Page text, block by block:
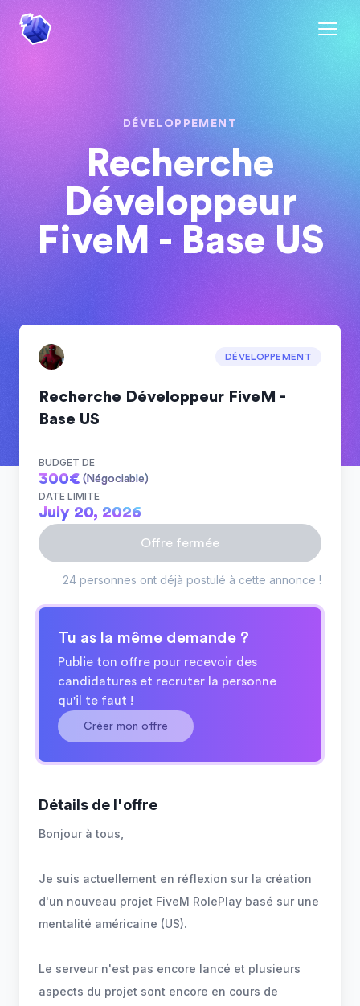
DÉVELOPPEMENT
Recherche
Développeur
FiveM - Base US
DÉVELOPPEMENT
Recherche Développeur FiveM -
Base US
BUDGET DE
300€ (Négociable)
DATE LIMITE
July 20, 2026
Offre fermée
24 personnes ont déjà postulé à cette annonce !
Tu as la même demande ?
Publie ton offre pour recevoir des
candidatures et recruter la personne
qu'il te faut !
Créer mon offre
Détails de l'offre
Bonjour à tous,
Je suis actuellement en réflexion sur la création
d'un nouveau projet FiveM RolePlay basé sur une
mentalité américaine (US).
Le serveur n'est pas encore lancé et plusieurs
aspects du projet sont encore en cours de